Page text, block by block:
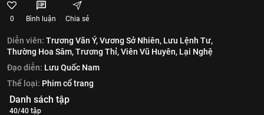
0 Bình luận Chia sẻ
Diễn viên: Trương Vãn Ý,Vương Sở Nhiên, Lưu Lệnh Tư,
Thường Hoa Sâm,Trương Thỉ,Viên Vũ Huyên, Lại Nghệ
Đạo diễn: Lưu Quốc Nam
Thể loại: Phim cổ trang
Danh sách tập
40/40 tập